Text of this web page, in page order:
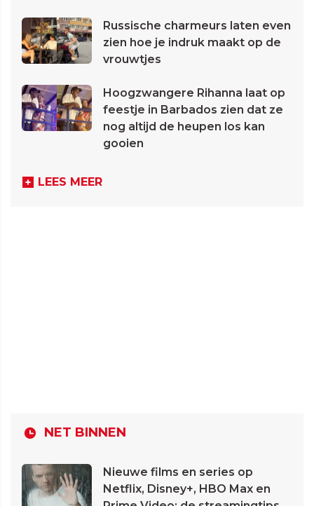
Russische charmeurs laten even
zien hoe je indruk maakt op de
vrouwtjes
Hoogzwangere Rihanna laat op
feestje in Barbados zien dat ze
nog altijd de heupen los kan
gooien
LEES MEER
NET BINNEN
Nieuwe films en series op
Netflix, Disney+, HBO Max en